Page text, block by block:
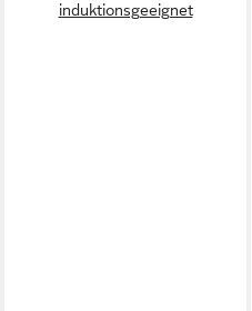
induktionsgeeignet